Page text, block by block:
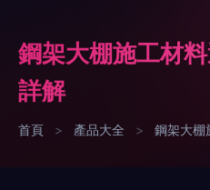
鋼架大棚施工材
詳解
首頁 > 產品大全 > 鋼架大棚